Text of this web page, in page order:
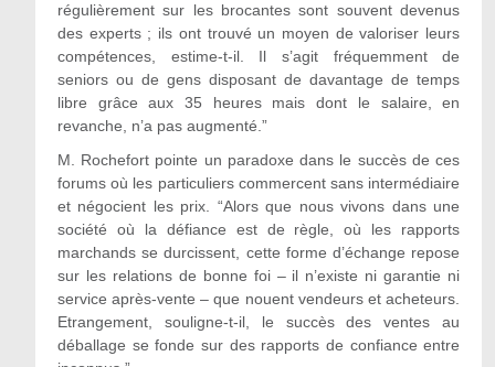
régulièrement sur les brocantes sont souvent devenus
des experts ; ils ont trouvé un moyen de valoriser leurs
compétences, estime-t-il. Il s’agit fréquemment de
seniors ou de gens disposant de davantage de temps
libre grâce aux 35 heures mais dont le salaire, en
revanche, n’a pas augmenté.”
M. Rochefort pointe un paradoxe dans le succès de ces
forums où les particuliers commercent sans intermédiaire
et négocient les prix. “Alors que nous vivons dans une
société où la défiance est de règle, où les rapports
marchands se durcissent, cette forme d’échange repose
sur les relations de bonne foi – il n’existe ni garantie ni
service après-vente – que nouent vendeurs et acheteurs.
Etrangement, souligne-t-il, le succès des ventes au
déballage se fonde sur des rapports de confiance entre